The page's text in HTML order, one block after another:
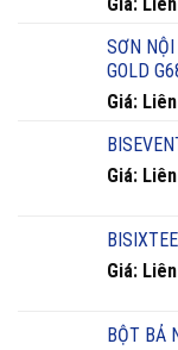
SƠN
GOLD
Giá:
Giá:
Giá:
BỘT BẢ